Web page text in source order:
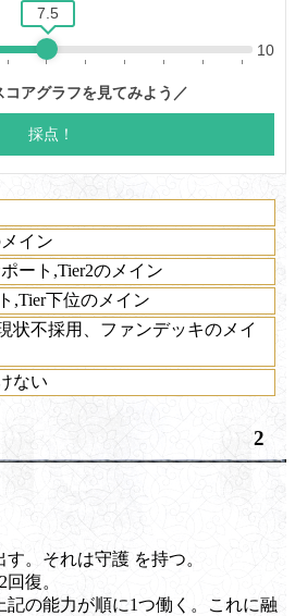
イン
ート,Tier2のメイン
,Tier下位のメイン
状不採用、ファンデッキのメイ
ない
2
す。それは守護 を持つ。
復。
記の能力が順に1つ働く。これに融